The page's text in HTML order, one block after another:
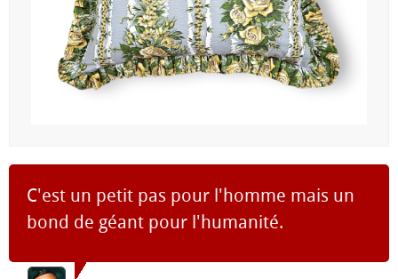
C'est un petit pas pour l'homme mais un
bond de géant pour l'humanité.